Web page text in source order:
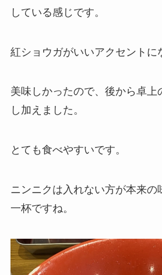
している感じです。
紅ショウガがいいアクセントに
美味しかったので、後から卓上
し加えました。
とても食べやすいです。
ニンニクは入れない方が本来の
一杯ですね。